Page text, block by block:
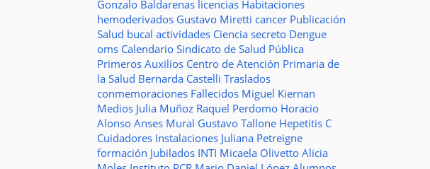
Gonzalo Baldarenas licencias Habitaciones
hemoderivados Gustavo Miretti cancer Publicación
Salud bucal actividades Ciencia secreto Dengue
oms Calendario Sindicato de Salud Pública
Primeros Auxilios Centro de Atención Primaria de
la Salud Bernarda Castelli Traslados
conmemoraciones Fallecidos Miguel Kiernan
Medios Julia Muñoz Raquel Perdomo Horacio
Alonso Anses Mural Gustavo Tallone Hepetitis C
Cuidadores Instalaciones Juliana Petreigne
formación Jubilados INTI Micaela Olivetto Alicia